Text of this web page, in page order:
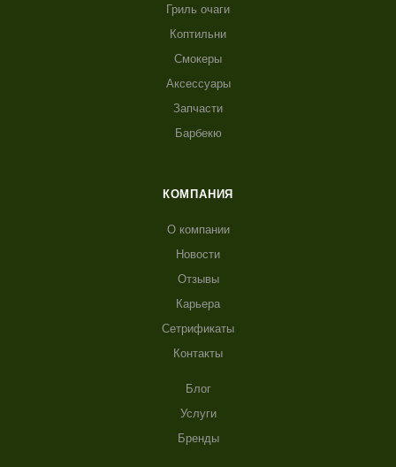
Гриль очаги
Коптильни
Смокеры
Аксессуары
Запчасти
Барбекю
КОМПАНИЯ
О компании
Новости
Отзывы
Карьера
Сетрификаты
Контакты
Блог
Услуги
Бренды